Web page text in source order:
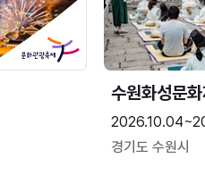
수원화성문화
경기도 수원시